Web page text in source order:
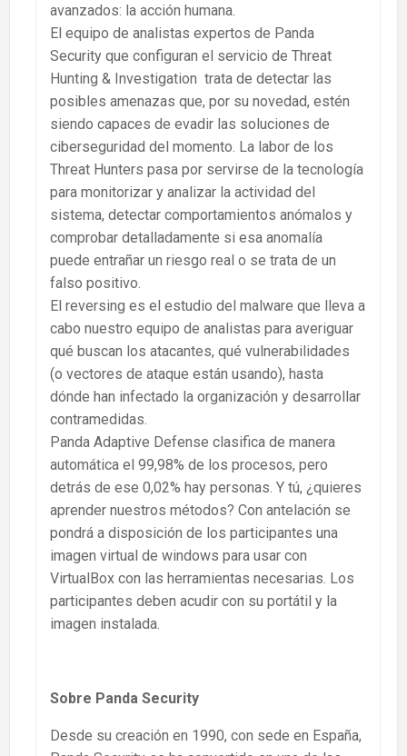
avanzados: la acción humana.
El equipo de analistas expertos de Panda
Security que configuran el servicio de Threat
Hunting & Investigation trata de detectar las
posibles amenazas que, por su novedad, estén
siendo capaces de evadir las soluciones de
ciberseguridad del momento. La labor de los
Threat Hunters pasa por servirse de la tecnología
para monitorizar y analizar la actividad del
sistema, detectar comportamientos anómalos y
comprobar detalladamente si esa anomalía
puede entrañar un riesgo real o se trata de un
falso positivo.
El reversing es el estudio del malware que lleva a
cabo nuestro equipo de analistas para averiguar
qué buscan los atacantes, qué vulnerabilidades
(o vectores de ataque están usando), hasta
dónde han infectado la organización y desarrollar
contramedidas.
Panda Adaptive Defense clasifica de manera
automática el 99,98% de los procesos, pero
detrás de ese 0,02% hay personas. Y tú, ¿quieres
aprender nuestros métodos? Con antelación se
pondrá a disposición de los participantes una
imagen virtual de windows para usar con
VirtualBox con las herramientas necesarias. Los
participantes deben acudir con su portátil y la
imagen instalada.
Sobre Panda Security
Desde su creación en 1990, con sede en España,